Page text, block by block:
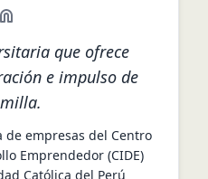
cide.pucp.edu.pe/
www.linkedin.com/
que ofrece
e impulso de
de empresas del Centro
Emprendedor (CIDE)
Católica del Perú